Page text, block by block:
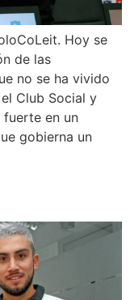
Hoy se
de las
no se ha vivido
Club Social y
en un
gobierna un